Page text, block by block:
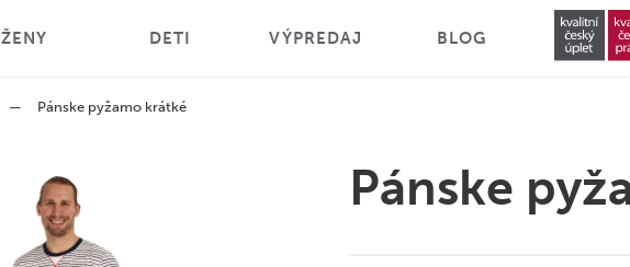
ŽENY DETI VÝPREDAJ BLOG
— Pánske pyžamo krátké
Pánske